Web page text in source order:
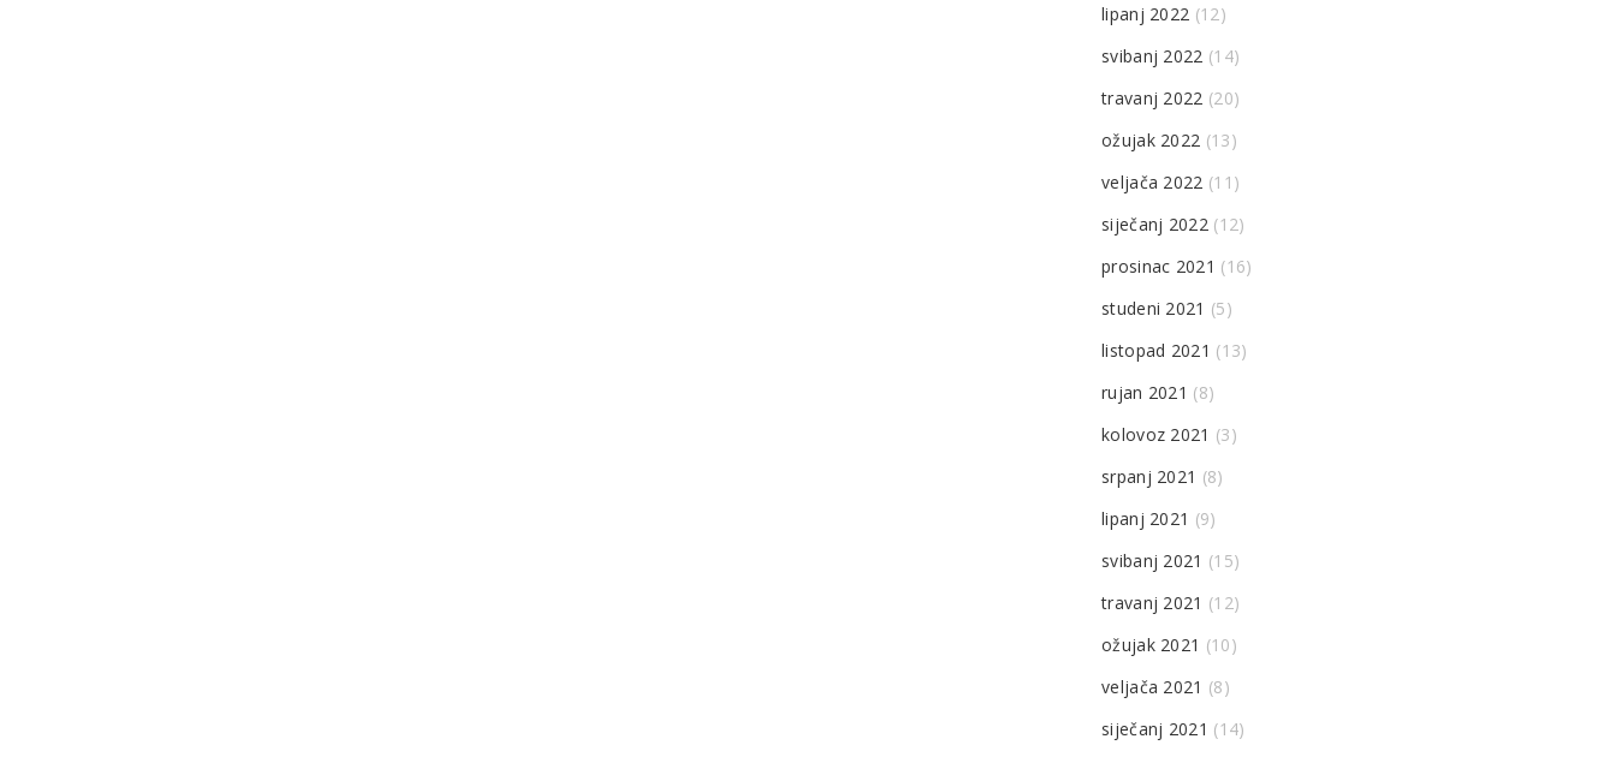
lipanj 2022 (12)
svibanj 2022 (14)
travanj 2022 (20)
ožujak 2022 (13)
veljača 2022 (11)
siječanj 2022 (12)
prosinac 2021 (16)
studeni 2021 (5)
listopad 2021 (13)
rujan 2021 (8)
kolovoz 2021 (3)
srpanj 2021 (8)
lipanj 2021 (9)
svibanj 2021 (15)
travanj 2021 (12)
ožujak 2021 (10)
veljača 2021 (8)
siječanj 2021 (14)